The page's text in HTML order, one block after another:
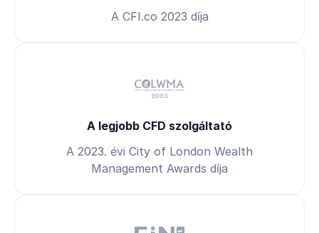
A CFI.co 2023 díja
A legjobb CFD szolgáltató
A 2023. évi City of London Wealth
Management Awards díja